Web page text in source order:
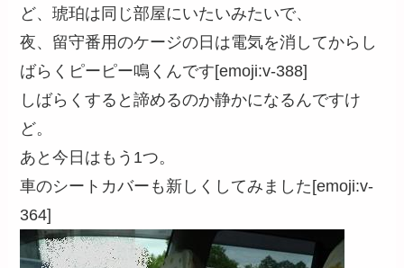
ど、琥珀は同じ部屋にいたいみたいで、
夜、留守番用のケージの日は電気を消してからし
ばらくピーピー鳴くんです[emoji:v-388]
しばらくすると諦めるのか静かになるんですけ
ど。
あと今日はもう1つ。
車のシートカバーも新しくしてみました[emoji:v-
364]